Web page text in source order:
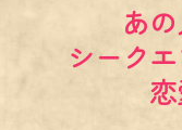
あ
シーク